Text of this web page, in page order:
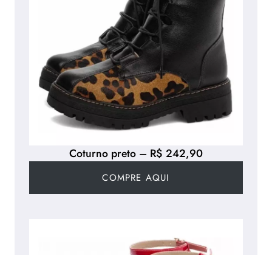
Coturno preto – R$ 242,90
COMPRE AQUI